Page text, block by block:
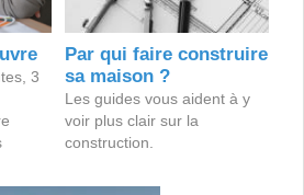
3
Par qui faire construire
sa maison ?
Les guides vous aident à y
voir plus clair sur la
construction.